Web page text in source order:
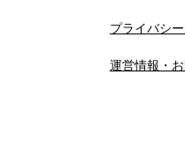
プライバシ
運営情報・